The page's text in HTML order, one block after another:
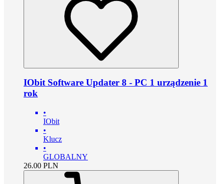
IObit Software Updater 8 - PC 1 urządzenie 1
rok
•
IObit
•
Klucz
•
GLOBALNY
26.00 PLN